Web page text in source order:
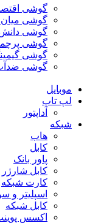
گوشی
گوشی میان
گوشی
گوشی
گوشی
گوشی
موبایل
لپ تاپ
آداپتور
شبکه
هاب
کابل
پاور بانک
کابل شارژر
کارت شبکه
اسپلیتر و
کابل شبکه
اکسس